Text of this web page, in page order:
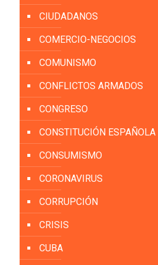
CIUDADANOS
COMERCIO-NEGOCIOS
COMUNISMO
CONFLICTOS ARMADOS
CONGRESO
CONSTITUCIÓN ESPAÑOLA
CONSUMISMO
CORONAVIRUS
CORRUPCIÓN
CRISIS
CUBA